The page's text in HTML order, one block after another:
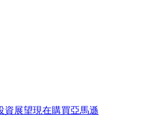
資展望現在購買亞馬遜